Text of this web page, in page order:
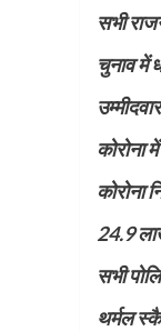
सभी
चुनाव में
कोरोना
कोरोना
24.9
सभी
थर्मल